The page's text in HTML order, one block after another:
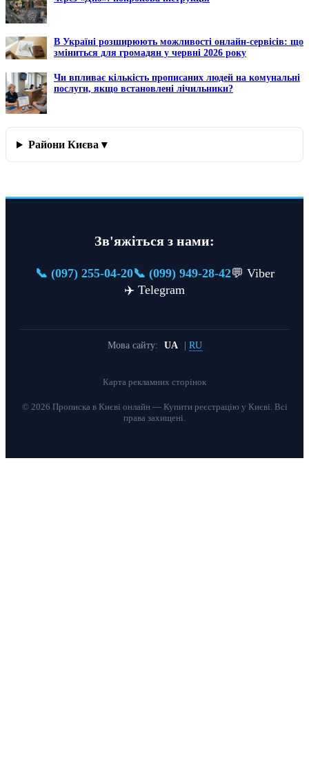
В Україні розширюють можливості онлайн-сервісів: що
зміниться для громадян у червні 2026 року
Чи впливає кількість прописаних людей на комунальні
послуги, якщо встановлені лічильники?
Райони Києва ▾
Зв'яжіться з нами:
📞 (097) 255-04-20📞 (099) 949-28-42💬 Viber
✈️ Telegram
Мова сайту: UA RU
Карта рекламних сторінок
© 2026 Прописка в Києві онлайн — Купити реєстрацію у Києві. Всі
права захищені.